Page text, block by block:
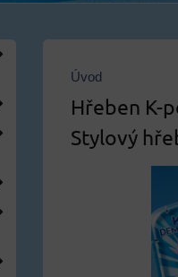
Úvod
Hřeben K-
Stylový